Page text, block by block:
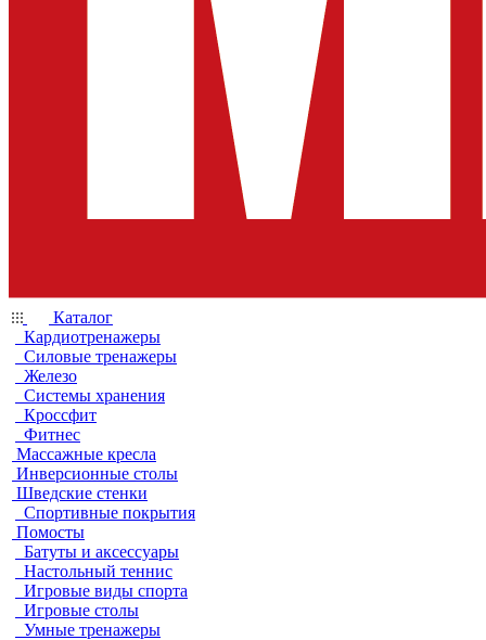
Каталог
Кардиотренажеры
Силовые тренажеры
Железо
Системы хранения
Кроссфит
Фитнес
Массажные кресла
Инверсионные столы
Шведские стенки
Спортивные покрытия
Помосты
Батуты и аксессуары
Настольный теннис
Игровые виды спорта
Игровые столы
Умные тренажеры